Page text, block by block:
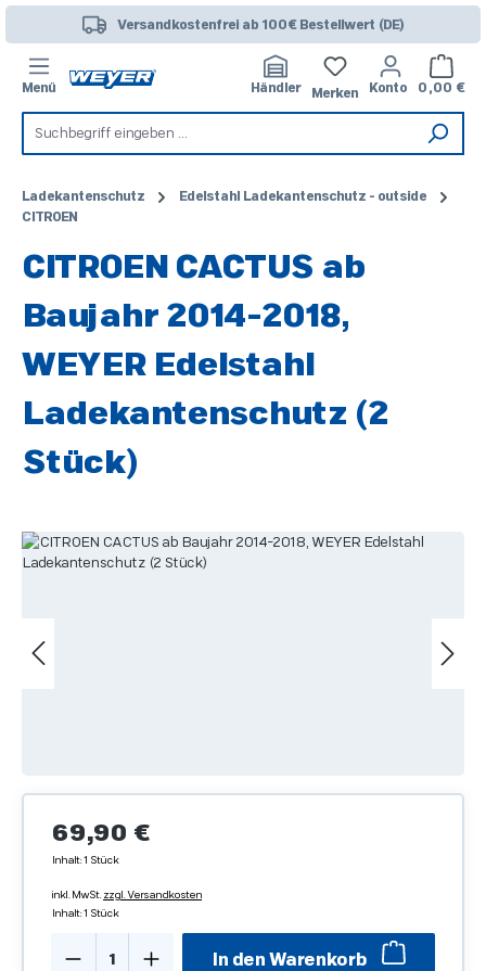
Zum Hauptinhalt springenVersandkostenfrei ab 100€ Bestellwert (DE)
Menü Händler Merken Konto 0,00 €
Ladekantenschutz
Edelstahl Ladekantenschutz - outside
CITROEN
CITROEN CACTUS ab
Baujahr 2014-2018,
WEYER Edelstahl
Ladekantenschutz (2
Stück)
Bildergalerie überspringen
Regulärer Preis:
69,90 €
Inhalt:1 Stück
inkl. MwSt. zzgl. Versandkosten
Inhalt:1 Stück
Produkt Anzahl: Gib den gewünschten
In den Warenkorb